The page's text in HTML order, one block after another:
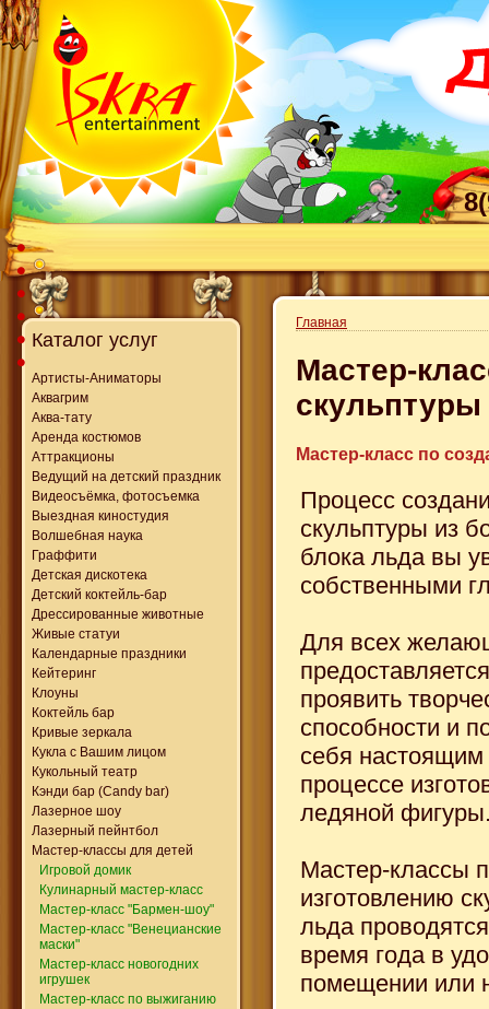
Каталог услуг
Артисты-Аниматоры
Аквагрим
Аква-тату
Аренда костюмов
Аттракционы
Ведущий на детский праздник
Видеосъёмка, фотосъемка
Выездная киностудия
Волшебная наука
Граффити
Детская дискотека
Детский коктейль-бар
Дрессированные животные
Живые статуи
Календарные праздники
Кейтеринг
Клоуны
Коктейль бар
Кривые зеркала
Кукла с Вашим лицом
Кукольный театр
Кэнди бар (Candy bar)
Лазерное шоу
Лазерный пейнтбол
Мастер-классы для детей
Игровой домик
Кулинарный мастер-класс
Мастер-класс "Бармен-шоу"
Мастер-класс "Венецианские
маски"
Мастер-класс новогодних
игрушек
Мастер-класс по выжиганию
Главная
Мастер-
скульптуры
Мастер-класс по
Процесс
скульптуры из
блока льда вы
собственными
Для всех
проявить
способности и
себя
процессе
ледяной
Мастер-классы
изготовлению
льда
время года в
помещении или